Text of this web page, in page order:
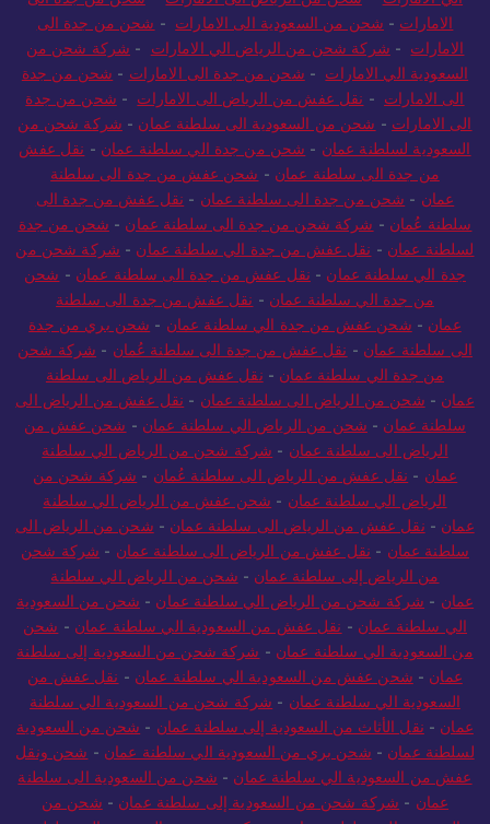
الامارات - شحن من السعودية الى الامارات - شحن من جدة الى
الامارات - شركة شحن من الرياض الي الامارات - شركة شحن من
السعودية الي الامارات - شحن من جدة الى الامارات - شحن من جدة
الى الامارات - نقل عفش من الرياض الى الامارات - شحن من جدة
الى الامارات - شحن من السعودية الى سلطنة عمان - شركة شحن من
السعودية لسلطنة عمان - شحن من جدة الي سلطنة عمان - نقل عفش
من جدة الى سلطنة عمان - شحن عفش من جدة الى سلطنة
عمان - شحن من جدة الى سلطنة عمان - نقل عفش من جدة الى
سلطنة عُمان - شركة شحن من جدة الى سلطنة عمان - شحن من جدة
لسلطنة عمان - نقل عفش من جدة الي سلطنة عمان - شركة شحن من
جدة الي سلطنة عمان - نقل عفش من جدة الى سلطنة عمان - شحن
من جدة الي سلطنة عمان - نقل عفش من جدة الى سلطنة
عمان - شحن عفش من جدة الي سلطنة عمان - شحن بري من جدة
الى سلطنة عمان - نقل عفش من جدة الى سلطنة عُمان - شركة شحن
من جدة الي سلطنة عمان - نقل عفش من الرياض الى سلطنة
عمان - شحن من الرياض الى سلطنة عمان - نقل عفش من الرياض الى
سلطنة عمان - شحن من الرياض الي سلطنة عمان - شحن عفش من
الرياض الى سلطنة عمان - شركة شحن من الرياض الي سلطنة
عمان - نقل عفش من الرياض الى سلطنة عُمان - شركة شحن من
الرياض الي سلطنة عمان - شحن عفش من الرياض الي سلطنة
عمان - نقل عفش من الرياض الى سلطنة عمان - شحن من الرياض الى
سلطنة عمان - نقل عفش من الرياض الى سلطنة عمان - شركة شحن
من الرياض إلى سلطنة عمان - شحن من الرياض الي سلطنة
عمان - شركة شحن من الرياض الي سلطنة عمان - شحن من السعودية
الي سلطنة عمان - نقل عفش من السعودية الي سلطنة عمان - شحن
من السعودية الي سلطنة عمان - شركة شحن من السعودية إلى سلطنة
عمان - شحن عفش من السعودية الي سلطنة عمان - نقل عفش من
السعودية الي سلطنة عمان - شركة شحن من السعودية الي سلطنة
عمان - نقل الأثاث من السعودية إلى سلطنة عمان - شحن من السعودية
لسلطنة عمان - شحن بري من السعودية الي سلطنة عمان - شحن ونقل
عفش من السعودية الي سلطنة عمان - شحن من السعودية الى سلطنة
عمان - شركة شحن من السعودية إلى سلطنة عمان - شحن من